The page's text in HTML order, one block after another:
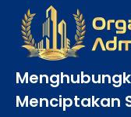
Menciptakan